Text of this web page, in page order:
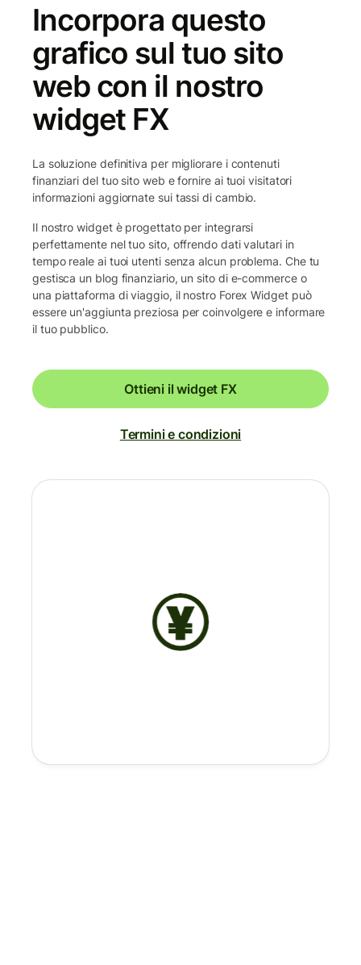
Incorpora questo
grafico sul tuo sito
web con il nostro
widget FX
La soluzione definitiva per migliorare i contenuti
finanziari del tuo sito web e fornire ai tuoi visitatori
informazioni aggiornate sui tassi di cambio.
Il nostro widget è progettato per integrarsi
perfettamente nel tuo sito, offrendo dati valutari in
tempo reale ai tuoi utenti senza alcun problema. Che tu
gestisca un blog finanziario, un sito di e-commerce o
una piattaforma di viaggio, il nostro Forex Widget può
essere un'aggiunta preziosa per coinvolgere e informare
il tuo pubblico.
Ottieni il widget FX
Termini e condizioni